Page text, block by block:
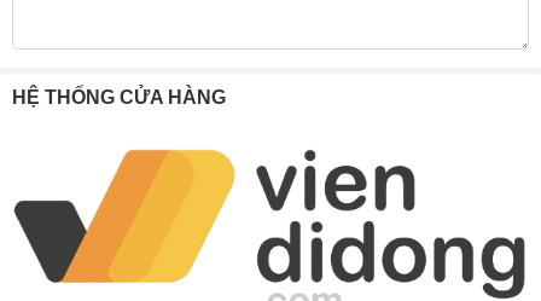
HỆ THỐNG CỬA HÀNG